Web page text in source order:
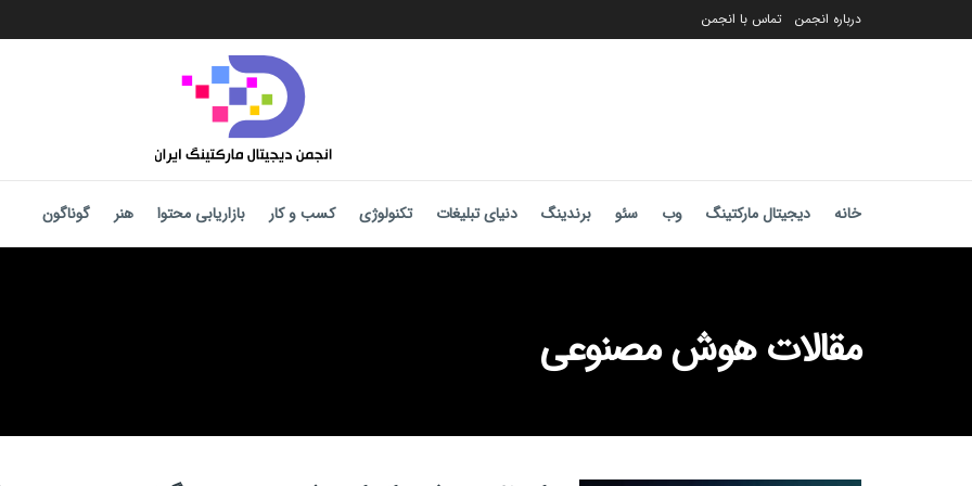
درباره انجمن تماس با انجمن
خانه دیجیتال مارکتینگ وب سئو برندینگ دنیای تبلیغات تکنولوژی کسب و کار بازاریابی محتوا هنر گوناگون
مقالات هوش مصنوعی